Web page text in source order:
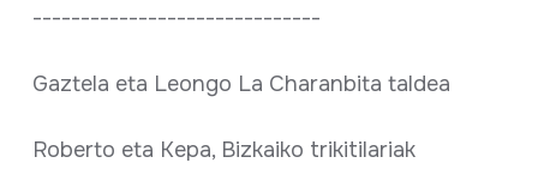
------------------------------
Gaztela eta Leongo La Charanbita taldea
Roberto eta Kepa, Bizkaiko trikitilariak